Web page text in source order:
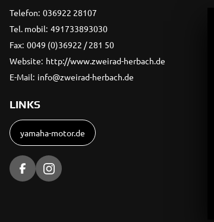
Telefon: 036922 28107
Tel. mobil: 491733893030
Fax: 0049 (0)36922 / 281 50
Website: http://www.zweirad-herbach.de
E-Mail: info@zweirad-herbach.de
LINKS
yamaha-motor.de